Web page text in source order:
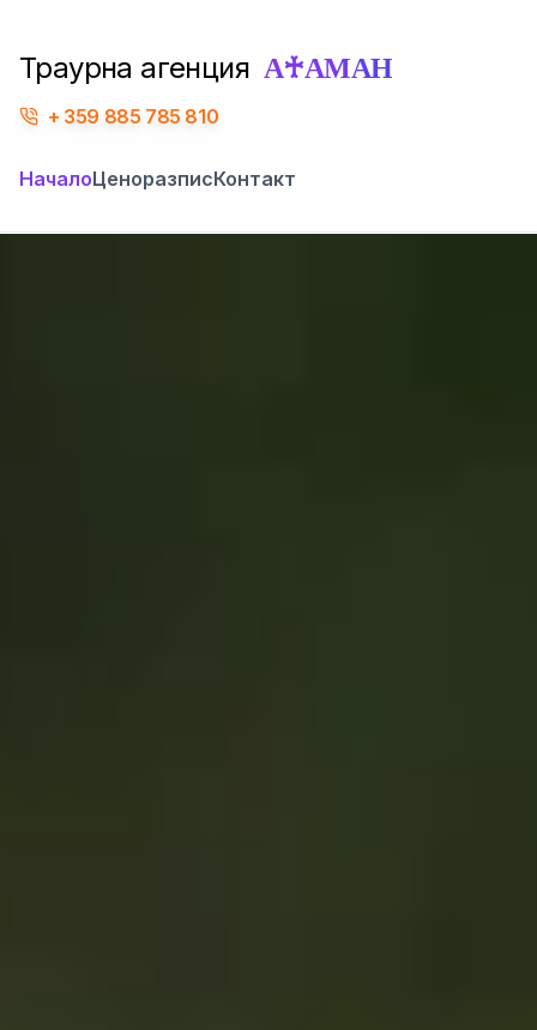
Траурна агенция А♰АМАН
359 885 785 810
НачалоЦеноразписКонтакт